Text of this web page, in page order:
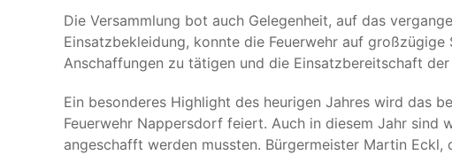
Die Versammlung bot auch Gelegenheit, auf das
Einsatzbekleidung, konnte die Feuerwehr auf
Anschaffungen zu tätigen und die Einsatzbereitschaft der
Ein besonderes Highlight des heurigen Jahres wird das
Feuerwehr Nappersdorf feiert. Auch in diesem Jahr sind
angeschafft werden mussten. Bürgermeister Martin